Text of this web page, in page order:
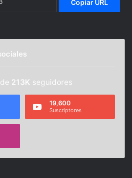
Copiar URL
213K seguidores
19,600
Suscriptores